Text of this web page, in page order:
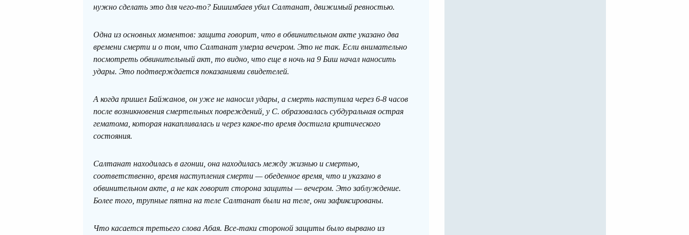
нужно сделать это для чего-то? Бишимбаев убил Салтанат, движимый ревностью.
Одна из основных моментов: защита говорит, что в обвинительном акте указано два
времени смерти и о том, что Салтанат умерла вечером. Это не так. Если внимательно
посмотреть обвинительный акт, то видно, что еще в ночь на 9 Биш начал наносить
удары. Это подтверждается показаниями свидетелей.
А когда пришел Байжанов, он уже не наносил удары, а смерть наступила через 6-8 часов
после возникновения смертельных повреждений, у С. образовалась субдуральная острая
гематома, которая накапливалась и через какое-то время достигла критического
состояния.
Салтанат находилась в агонии, она находилась между жизнью и смертью,
соответственно, время наступления смерти — обеденное время, что и указано в
обвинительном акте, а не как говорит сторона защиты — вечером. Это заблуждение.
Более того, трупные пятна на теле Салтанат были на теле, они зафиксированы.
Что касается третьего слова Абая. Все-таки стороной защиты было вырвано из